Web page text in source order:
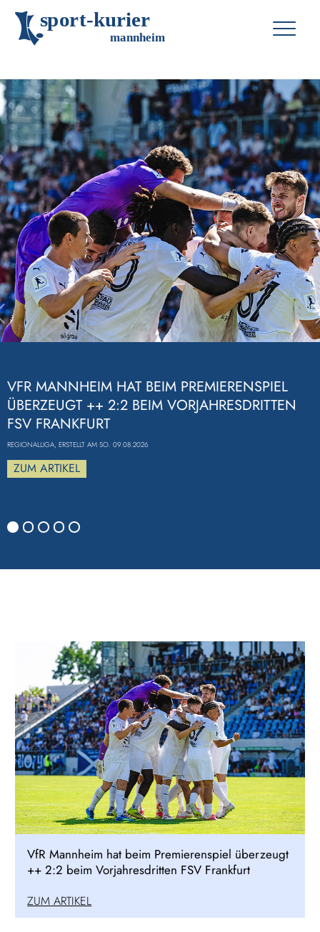
sport-kurier
mannheim
VFR MANNHEIM HAT BEIM PREMIERENSPIEL
ÜBERZEUGT ++ 2:2 BEIM VORJAHRESDRITTEN
FSV FRANKFURT
REGIONALLIGA, ERSTELLT AM SO. 09.08.2026
ZUM ARTIKEL
VfR Mannheim hat beim Premierenspiel überzeugt
++ 2:2 beim Vorjahresdritten FSV Frankfurt
ZUM ARTIKEL